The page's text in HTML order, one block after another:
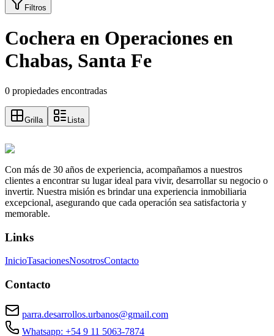
Filtros
Cochera en Operaciones en
Chabas, Santa Fe
0 propiedades encontradas
Grilla Lista
Con más de 30 años de experiencia, acompañamos a nuestros
clientes a encontrar su lugar ideal para vivir, desarrollar su negocio o
invertir. Nuestra misión es brindar una experiencia inmobiliaria
excepcional, asegurando que cada operación sea satisfactoria y
memorable.
Links
InicioTasacionesNosotrosContacto
Contacto
parra.desarrollos.urbanos@gmail.com
Whatsapp: +54 9 11 5063-7874